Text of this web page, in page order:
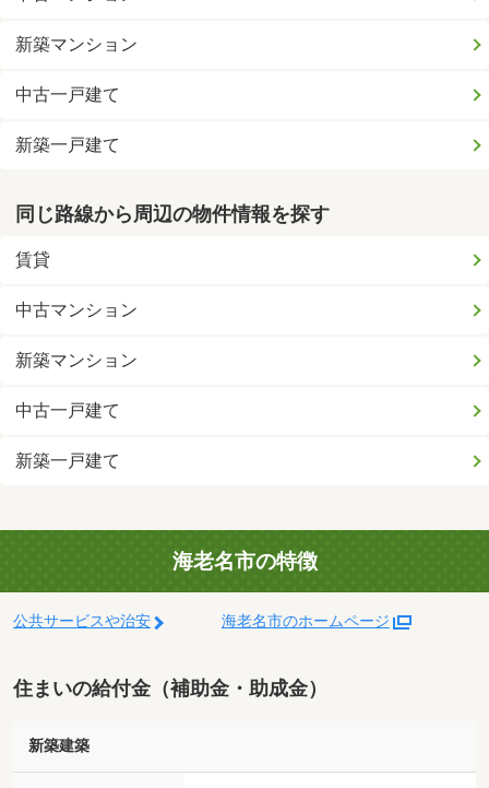
新築マンション
中古一戸建て
新築一戸建て
同じ路線から周辺の物件情報を探す
賃貸
中古マンション
新築マンション
中古一戸建て
新築一戸建て
海老名市の特徴
公共サービスや治安 海老名市のホームページ
住まいの給付金（補助金・助成金）
新築建築